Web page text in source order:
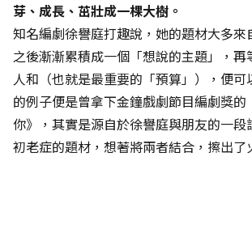
芽、成長、茁壯成一棵大樹。
知名編劇徐譽庭打趣說，她的題材大多來
之後漸漸累積成一個「想說的主題」，再
人和（也就是最重要的「預算」），便可
的例子便是曾拿下金鐘戲劇節目編劇獎的
你》，其實是源自於徐譽庭與朋友的一段
初老症的題材，想著將兩者結合，擦出了